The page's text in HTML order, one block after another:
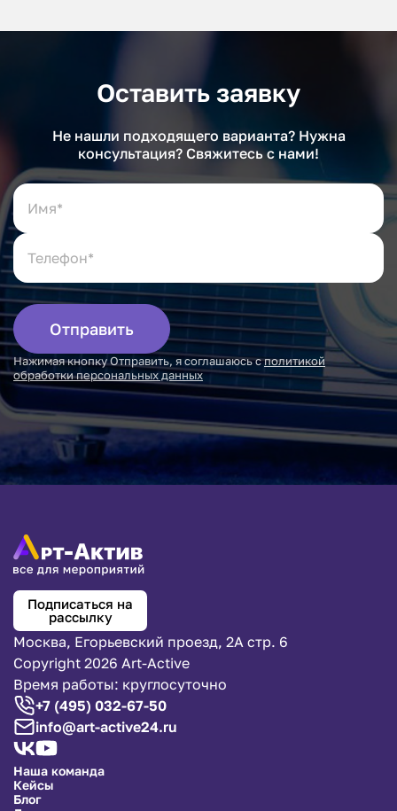
Оставить заявку
Не нашли подходящего варианта? Нужна
консультация? Свяжитесь с нами!
Отправить
Нажимая кнопку Отправить, я соглашаюсь сполитикой
обработки персональных данных
Подписаться на
рассылку
Москва, Егорьевский проезд, 2А стр. 6
Copyright 2026 Art-Active
Время работы: круглосуточно
+7 (495) 032-67-50
info@art-active24.ru
Наша команда
Кейсы
Блог